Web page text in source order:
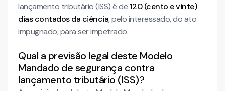
lançamento tributário (ISS) é de 120 (cento e vinte)
dias contados da ciência, pelo interessado, do ato
impugnado, para ser impetrado.
Qual a previsão legal deste Modelo
Mandado de segurança contra
lançamento tributário (ISS)?